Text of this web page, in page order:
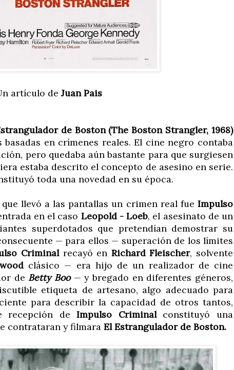
artículo de Juan Pais
de Boston (The Boston Strangler, 1968)
en crímenes reales. El cine negro contaba
pero quedaba aún bastante para que surgiesen
estaba descrito el concepto de asesino en serie.
toda una novedad en su época.
llevó a las pantallas un crimen real fue Impulso
en el caso Leopold - Loeb, el asesinato de un
superdotados que pretendían demostrar su
— para ellos — superación de los límites
Criminalrecayó en Richard Fleischer, solvente
clásico — era hijo de un realizador de cine
de Betty Boo— y bregado en diferentes géneros,
etiqueta de artesano, algo adecuado para
para describir la capacidad de otros tantos,
recepción deImpulso Criminalconstituyó una
contrataran y filmara El Estrangulador de Boston.